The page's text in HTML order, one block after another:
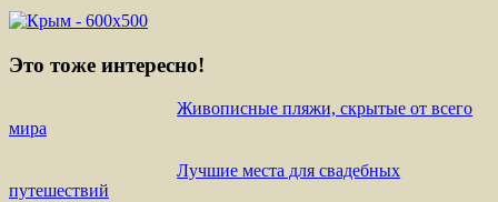
Это тоже интересно!
Живописные пляжи, скрытые от всего
мира
Лучшие места для свадебных
путешествий